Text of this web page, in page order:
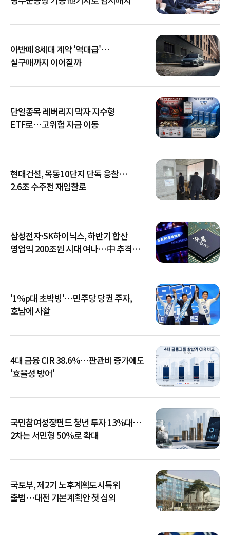
아반떼 8세대 계약 '역대급'…
실구매까지 이어질까
단일종목 레버리지 막자 지수형
ETF로…고위험 자금 이동
현대건설, 목동10단지 단독 응찰…
2.6조 수주전 재입찰로
삼성전자·SK하이닉스, 하반기 합산
영업익 200조원 시대 여나…中 추격은
'1%p대 초박빙'…민주당 당권 주자,
호남에 사활
4대 금융 CIR 38.6%…판관비 증가에도
'효율성 방어'
국민참여성장펀드 청년 투자 13%대…
2차는 서민형 50%로 확대
국토부, 제2기 노후계획도시특위
출범…대전 기본계획안 첫 심의